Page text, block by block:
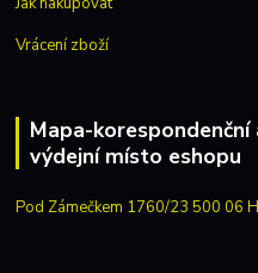
Vrácení zboží
Mapa-korespondenční
výdejní místo eshopu
Pod Zámečkem 1760/23 500 06